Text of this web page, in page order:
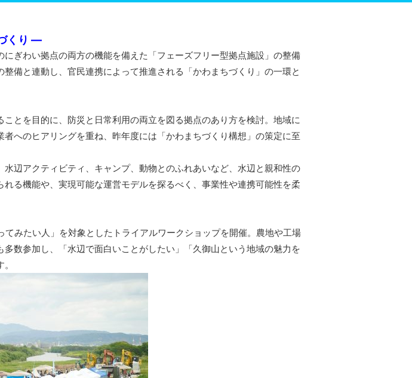
くり ―
ぎわい拠点の両方の機能を備えた「フェーズフリー型拠点施設」の整備
備と連動し、官民連携によって推進される「かわまちづくり」の一環と
とを目的に、防災と日常利用の両立を図る拠点のあり方を検討。地域に
へのヒアリングを重ね、昨年度には「かわまちづくり構想」の策定に至
辺アクティビティ、キャンプ、動物とのふれあいなど、水辺と親和性の
る機能や、実現可能な運営モデルを探るべく、事業性や連携可能性を柔
みたい人」を対象としたトライアルワークショップを開催。農地や工場
数参加し、「水辺で面白いことがしたい」「久御山という地域の魅力を